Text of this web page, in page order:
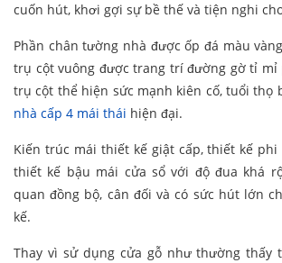
cuốn hút, khơi gợi sự bề thế và tiện nghi
Phần chân tường nhà được ốp đá màu
trụ cột vuông được trang trí đường gờ tỉ mỉ
trụ cột thể hiện sức mạnh kiên cố, tuổi thọ
nhà cấp 4 mái thái hiện đại.
Kiến trúc mái thiết kế giật cấp, thiết kế phi
thiết kế bậu mái cửa sổ với độ đua khá
quan đồng bộ, cân đối và có sức hút lớn
kế.
Thay vì sử dụng cửa gỗ như thường thấy